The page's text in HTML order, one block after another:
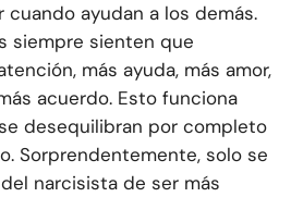
ayudan a los demás.
siempre sienten que
más ayuda, más amor,
acuerdo. Esto funciona
desequilibran por completo
Sorprendentemente, solo se
narcisista de ser más